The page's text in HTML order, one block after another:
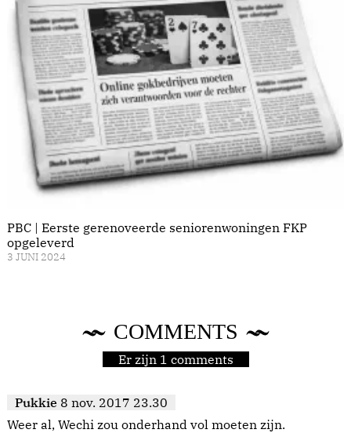
PBC | Eerste gerenoveerde seniorenwoningen FKP
opgeleverd
3 JUNI 2024
COMMENTS
Er zijn 1 comments
Pukkie 8 nov. 2017 23.30
Weer al, Wechi zou onderhand vol moeten zijn.